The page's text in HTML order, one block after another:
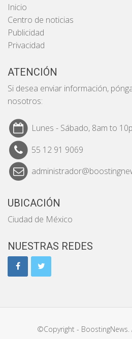
Inicio
Centro de noticias
Publicidad
Privacidad
ATENCIÓN
Si desea enviar información,
nosotros:
Lunes - Sábado, 8am to
55 12 91 9069
UBICACIÓN
Ciudad de México
NUESTRAS REDES
©Copyright - BoostingNews.